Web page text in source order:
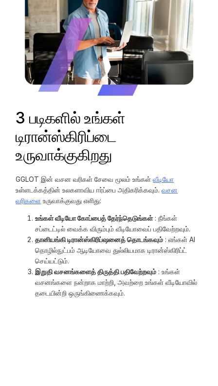
3 படிகளில் உங்கள்
டிரான்ஸ்கிரிப்டை
உருவாக்குகிறது
GGLOT இன் வசன வரிகள் சேவை மூலம் உங்கள்வீடியோ
உள்ளடக்கத்தின் உலகளாவிய ஈர்ப்பை அதிகரிக்கவும்.வசன
வரிகளை உருவாக்குவது எளிது:
உங்கள் வீடியோ கோப்பைத் தேர்ந்தெடுங்கள்: நீங்கள்
சப்டைட்டில் வைக்க விரும்பும் வீடியோவைப் பதிவேற்றவும்.
தானியங்கி டிரான்ஸ்கிரிப்ஷனைத் தொடங்கவும் : எங்கள் AI
தொழில்நுட்பம் ஆடியோவை துல்லியமாக டிரான்ஸ்கிரிப்ட்
செய்யட்டும்.
இறுதி வசனங்களைத் திருத்தி பதிவேற்றவும் : உங்கள்
வசனங்களை நன்றாக மாற்றி, அவற்றை உங்கள் வீடியோவில்
தடையின்றி ஒருங்கிணைக்கவும்.